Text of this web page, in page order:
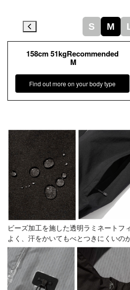
ビーズ加工を施した透明ラミネートフ
よく、汗をかいてもべとつきにくいの
158cm 51kgRecommended
M
Find out more on your body type
S M